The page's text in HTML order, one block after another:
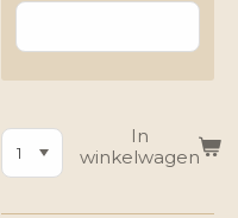
In
winkelwagen